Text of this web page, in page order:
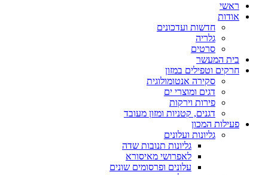
ראשי
אודות
חדשות ועדכונים
גלריה
סרטים
בית המעשר
חרקים וטפילים במזון
סקירה אנטומולוגית
דגים ומוצרי ים
פירות וירקות
דגנים, קטניות ומזון מעובד
פעילות המכון
גליונות ועלונים
גליונות תנובות שדה
לאפרושי מאיסורא
עלונים ופרסומים שונים